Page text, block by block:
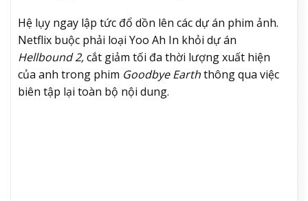
Hệ lụy ngay lập tức đổ dồn lên các dự án phim ảnh.
Netflix buộc phải loại Yoo Ah In khỏi dự án
Hellbound 2,cắt giảm tối đa thời lượng xuất hiện
của anh trong phim Goodbye Earththông qua việc
biên tập lại toàn bộ nội dung.